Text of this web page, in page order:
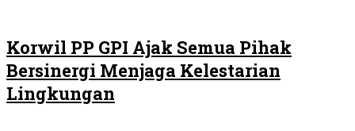
Korwil PP GPI Ajak Semua Pihak
Bersinergi Menjaga Kelestarian
Lingkungan